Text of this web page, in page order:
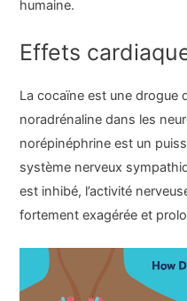
humaine.
Effets
La cocaïne est une drogue
noradrénaline dans les
norépinéphrine est un
système nerveux
est inhibé, l’activité
fortement exagérée et